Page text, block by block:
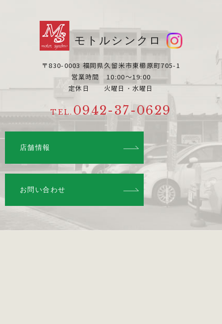
モトルシンクロ
〒830-0003 福岡県久留米市東櫛原町705-1
営業時間 10:00～19:00
定休日 火曜日・水曜日
TEL. 0942-37-0629
店舗情報
お問い合わせ